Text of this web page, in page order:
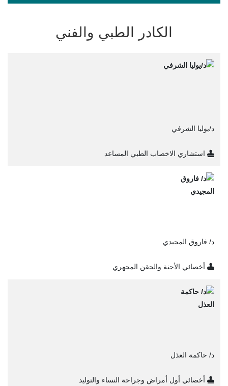
الكادر الطبي والفني
د/يوليا الشرفي
استشاري الاخصاب الطبي المساعد
د/ فاروق المجيدي
أخصائي الأجنة والحقن المجهري
د/ حاكمة العذل
أخصائي أول أمراض وجراحة النساء والتوليد